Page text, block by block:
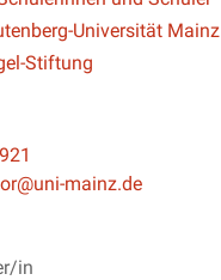
Universität Mainz
Stiftung
mainz.de
in